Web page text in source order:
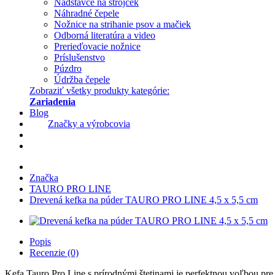
Nadstavce na strojček
Náhradné čepele
Nožnice na strihanie psov a mačiek
Odborná literatúra a video
Prerieďovacie nožnice
Príslušenstvo
Púzdro
Údržba čepele
Zobraziť všetky produkty kategórie:
Zariadenia
Blog
Značky a výrobcovia
Značka
TAURO PRO LINE
Drevená kefka na púder TAURO PRO LINE 4,5 x 5,5 cm
Popis
Recenzie (0)